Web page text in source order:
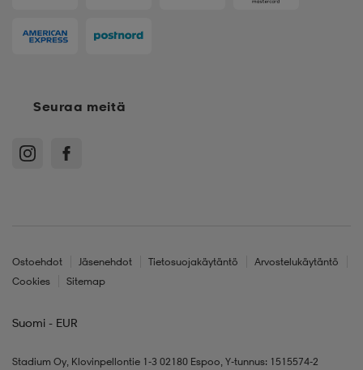
Seuraa meitä
Ostoehdot Jäsenehdot Tietosuojakäytäntö
Arvostelukäytäntö
Cookies
Sitemap
Suomi - EUR
Stadium Oy, Klovinpellontie 1-3 02180 Espoo, Y-tunnus: 1515574-2